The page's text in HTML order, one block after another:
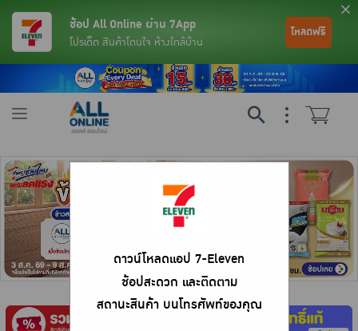
ช้อป All Online ผ่าน 7App
โปรเด็ด สินค้าโดนใจ ห้างใกล้บ้าน
โหลดฟรี
ดาวน์โหลดแอป 7-Eleven
ช้อปสะดวก และติดตาม
สถานะสินค้า บนโทรศัพท์ของคุณ
Toggle